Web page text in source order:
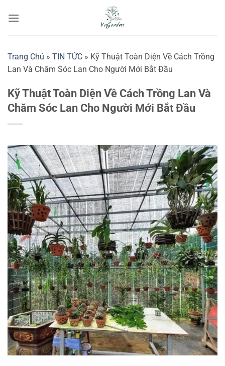
qua
Trang Chủ » TIN TỨC » Kỹ Thuật Toàn Diện Về Cách Trồng
Lan Và Chăm Sóc Lan Cho Người Mới Bắt Đầu
Kỹ Thuật Toàn Diện Về Cách Trồng Lan Và
Chăm Sóc Lan Cho Người Mới Bắt Đầu